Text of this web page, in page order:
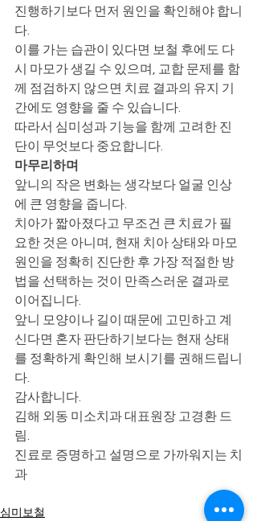
진행하기보다 먼저 원인을 확인해야 합니
다.
이를 가는 습관이 있다면 보철 후에도 다
시 마모가 생길 수 있으며, 교합 문제를 함
께 점검하지 않으면 치료 결과의 유지 기
간에도 영향을 줄 수 있습니다.
따라서 심미성과 기능을 함께 고려한 진
단이 무엇보다 중요합니다.
마무리하며
앞니의 작은 변화는 생각보다 얼굴 인상
에 큰 영향을 줍니다.
치아가 짧아졌다고 무조건 큰 치료가 필
요한 것은 아니며, 현재 치아 상태와 마모
원인을 정확히 진단한 후 가장 적절한 방
법을 선택하는 것이 만족스러운 결과로
이어집니다.
앞니 모양이나 길이 때문에 고민하고 계
신다면 혼자 판단하기보다는 현재 상태
를 정확하게 확인해 보시기를 권해드립니
다.
감사합니다.
김해 외동 미소치과 대표원장 고경환 드
림.
진료로 증명하고 설명으로 가까워지는 치
과
심미보철